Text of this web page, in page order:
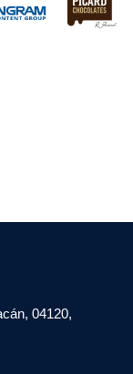
04120,